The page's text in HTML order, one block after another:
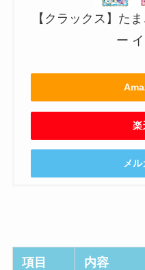
【クラックス】た
ー
楽
メ
項目 内容